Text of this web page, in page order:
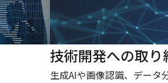
技術開発への取り
生成AIや画像認識、データ